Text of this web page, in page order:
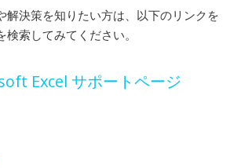
解決策を知りたい方は、以下のリンクを
索してみてください。
Excel サポートページ